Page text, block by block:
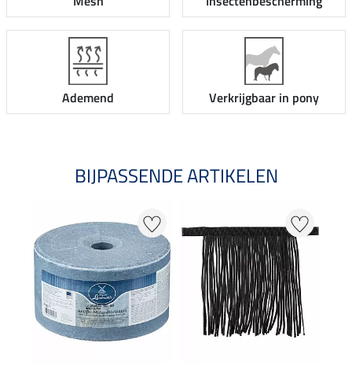
Ademend Verkrijgbaar in pony
BIJPASSENDE ARTIKELEN